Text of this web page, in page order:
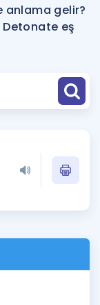
anlama gelir?
eş